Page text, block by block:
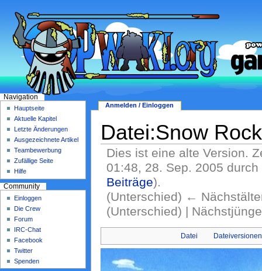
Datei:Snow
Dies ist eine alte Version.
01:48, 28. Sep. 2005 durch
Beiträge).
(Unterschied) ←
(Unterschied) |
Datei Dateiversionen
Anmelden / Einloggen
Navigation
Hauptseite
Aktuelle Kapitel
Letzte Änderungen
Ausgezeichnete Artikel
Teambewerbung
Zufällige Seite
Hilfe
Community
Einloggen
Die Crew
Forum
IRC-Chat
Facebook
Twitter
Spenden